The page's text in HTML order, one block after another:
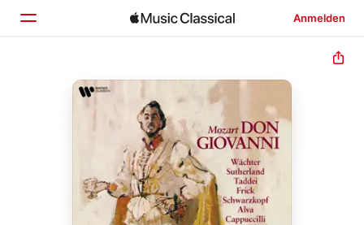
Anmelden
Startseite